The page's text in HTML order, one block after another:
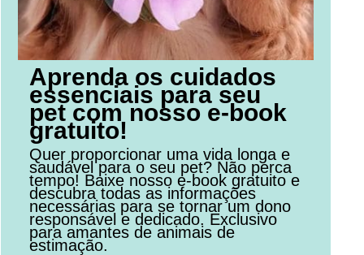
Aprenda os cuidados
essenciais para seu
pet com nosso e-book
gratuito!
Quer proporcionar uma vida longa e
saudável para o seu pet? Não perca
tempo! Baixe nosso e-book gratuito e
descubra todas as informações
necessárias para se tornar um dono
responsável e dedicado. Exclusivo
para amantes de animais de
estimação.